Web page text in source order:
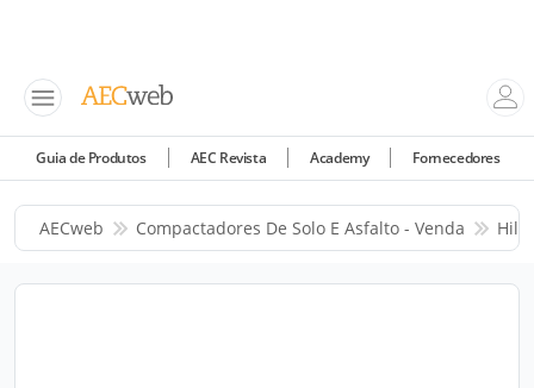
Guia de Produtos AEC Revista Academy Fornecedores
AECweb Compactadores De Solo E Asfalto - Venda Hilti